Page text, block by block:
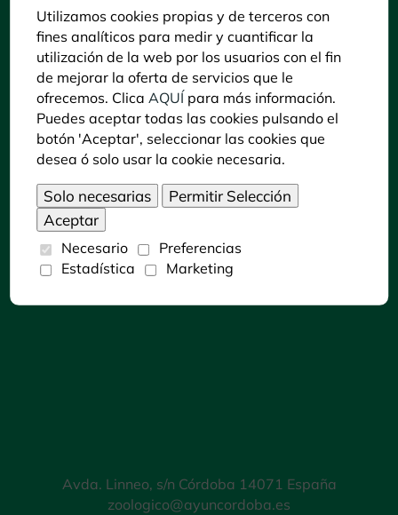
Contacto
Política de Cookies
Aviso legal y Política de privacidad
Declaración de accesibilidad
Puedes consultar la información del C. C. Zoo
Córdoba en LECTURA FÁCIL pulsando sobre
siguiente icono:
Avda. Linneo, s/n Córdoba 14071 España
zoologico@ayuncordoba.es
Utilizamos cookies propias y de terceros con
fines analíticos para medir y cuantificar la
utilización de la web por los usuarios con el fin
de mejorar la oferta de servicios que le
ofrecemos. Clica AQUÍ para más información.
Puedes aceptar todas las cookies pulsando el
botón 'Aceptar', seleccionar las cookies que
desea ó solo usar la cookie necesaria.
Necesario
Preferencias
Estadística
Marketing